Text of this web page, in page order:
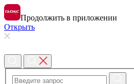
Продолжить в приложении
Открыть